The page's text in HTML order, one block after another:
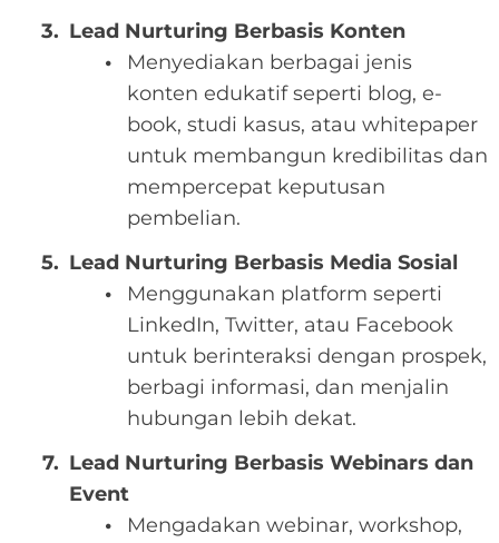
Lead Nurturing Berbasis Konten
Menyediakan berbagai jenis
konten edukatif seperti blog, e-
book, studi kasus, atau whitepaper
untuk membangun kredibilitas dan
mempercepat keputusan
pembelian.
Lead Nurturing Berbasis Media Sosial
Menggunakan platform seperti
LinkedIn, Twitter, atau Facebook
untuk berinteraksi dengan prospek,
berbagi informasi, dan menjalin
hubungan lebih dekat.
Lead Nurturing Berbasis Webinars dan
Event
Mengadakan webinar, workshop,